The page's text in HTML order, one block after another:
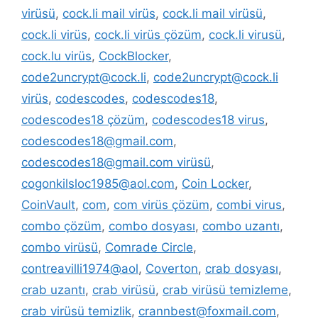
virüsü, cock.li mail virüs, cock.li mail virüsü,
cock.li virüs, cock.li virüs çözüm, cock.li virusü,
cock.lu virüs, CockBlocker,
code2uncrypt@cock.li, code2uncrypt@cock.li
virüs, codescodes, codescodes18,
codescodes18 çözüm, codescodes18 virus,
codescodes18@gmail.com,
codescodes18@gmail.com virüsü,
cogonkilsloc1985@aol.com, Coin Locker,
CoinVault, com, com virüs çözüm, combi virus,
combo çözüm, combo dosyası, combo uzantı,
combo virüsü, Comrade Circle,
contreavilli1974@aol, Coverton, crab dosyası,
crab uzantı, crab virüsü, crab virüsü temizleme,
crab virüsü temizlik, crannbest@foxmail.com,